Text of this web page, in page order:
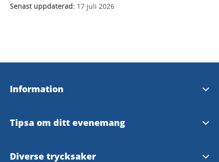
Senast uppdaterad: 17 juli 2026
Information
Broschyrer & kartor
Tipsa om ditt evenemang
Tipsaformulär
Diverse trycksaker